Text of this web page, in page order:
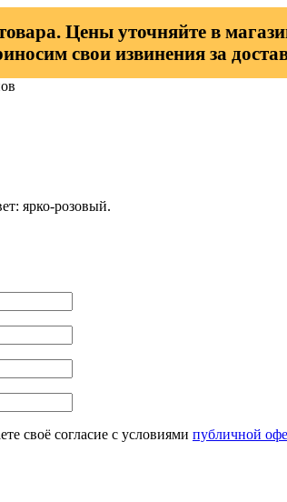
Цены уточняйте в
свои извинения за
ярко-розовый.
своё согласие с условиями публичной